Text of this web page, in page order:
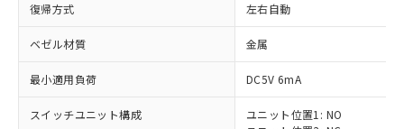
復帰方式 左右自動
ベゼル材質 金属
最小適用負荷 DC5V 6mA
スイッチユニット構成
ユニット位置1: NO